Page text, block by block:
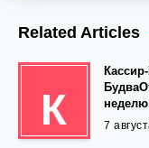
Related Articles
К 7